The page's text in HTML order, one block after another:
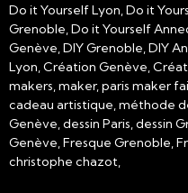
Do it Yourself Lyon, Do it
Grenoble, Do it Yourself
Genève, DIY Grenoble, DIY
Lyon, Création Genève,
makers, maker, paris maker
cadeau artistique, méthode
Genève, dessin Paris, dessin
Genève, Fresque Grenoble,
christophe chazot,